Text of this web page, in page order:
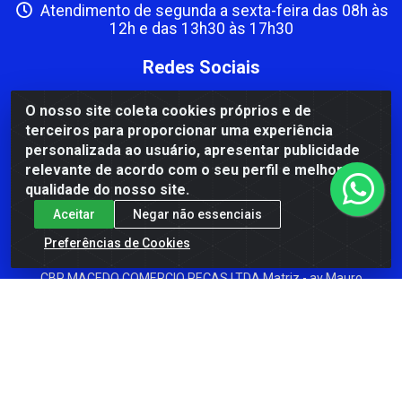
O nosso site coleta cookies próprios e de
terceiros para proporcionar uma experiência
personalizada ao usuário, apresentar publicidade
relevante de acordo com o seu perfil e melhorar a
qualidade do nosso site.
Aceitar
Negar não essenciais
Preferências de Cookies
Atendimento de segunda a sexta-feira das 08h às
12h e das 13h30 às 17h30
Redes Sociais
Instagram
Facebook
Formas de Pagamento
CBP MACEDO COMERCIO PEÇAS LTDA Matriz - av Mauro